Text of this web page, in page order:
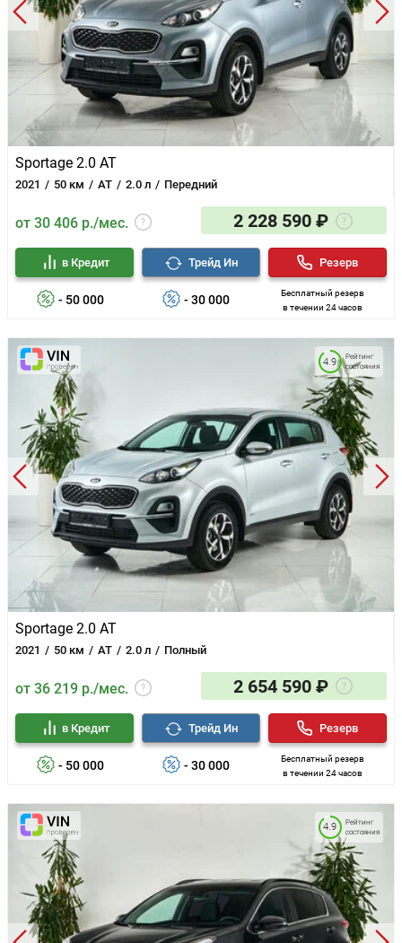
Легкосплавные диски
Иммобилайзер
Центральный замок
Докатка
Sportage 2.0 AT
2021 50 км AT 2.0 л Передний
от 30 406 р./мес. 2 228 590 ₽
- 50 000
в Кредит
- 30 000
Трейд Ин
Бесплатный резерв
в течении 24 часов
Резерв
Sportage 2.0 AT
2021 50 км AT 2.0 л Полный
Рейтинг
состояния
4.9
от 36 219 р./мес. 2 654 590 ₽
- 50 000
в Кредит
- 30 000
Трейд Ин
Бесплатный резерв
в течении 24 часов
Резерв
Рейтинг
состояния
4.9